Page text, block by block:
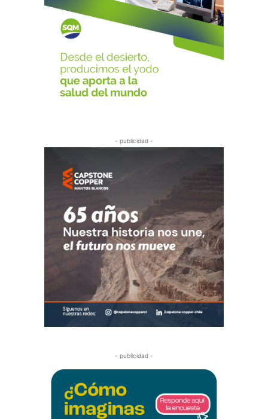
- publicidad -
- publicidad -